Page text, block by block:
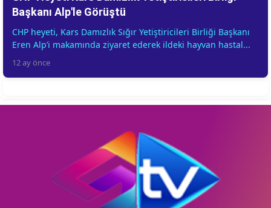
Başkanı Alp'le Görüştü
CHP heyeti, Kars Damızlık Sığır Yetiştiricileri Birliği Başkanı
Eren Alp’i makamında ziyaret ederek ildeki hayvan hastal...
12 ay önce